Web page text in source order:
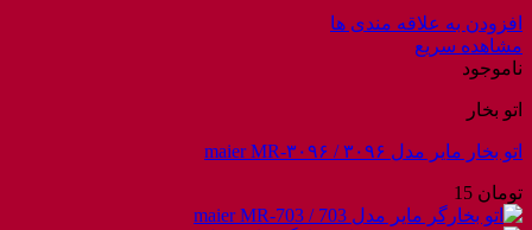
افزودن به علاقه مندی ها
مشاهده سریع
ناموجود
اتو بخار
اتو بخار مایر مدل ۳۰۹۶ / maier MR-۳۰۹۶
تومان